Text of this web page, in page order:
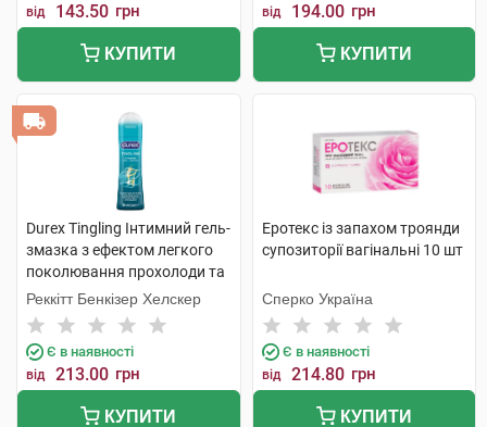
від 143.50 грн
КУПИТИ
від 194.00 грн
КУПИТИ
Durex Tingling Інтимний гель-
змазка з ефектом легкого
поколювання прохолоди та
зігрівання 50 мл 1 туба
Реккітт Бенкізер Хелскер
Є в наявності
від 213.00 грн
КУПИТИ
Еротекс із запахом троянди
супозиторії вагінальні 10 шт
Сперко Україна
Є в наявності
від 214.80 грн
КУПИТИ